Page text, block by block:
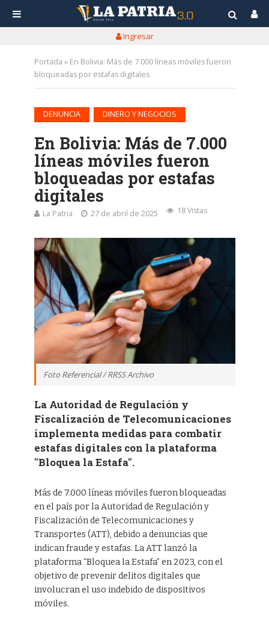
Ingresar
Portada » En Bolivia: Más de 7.000 líneas móviles fueron
bloqueadas por estafas digitales
DENUNCIA DINERO Y NEGOCIOS
En Bolivia: Más de 7.000
líneas móviles fueron
bloqueadas por estafas
digitales
La Patria 27 de abril de 2025 18 Vistas
Foto Referencial / RRSS Archivo
La Autoridad de Regulación y
Fiscalización de Telecomunicaciones
implementa medidas para combatir
estafas digitales con la plataforma
"Bloquea la Estafa".
Más de 7.000 líneas móviles fueron bloqueadas
en el país por la Autoridad de Regulación y
Fiscalización de Telecomunicaciones y
Transportes (ATT), debido a denuncias que
indican fraude y estafas. La ATT lanzó la
plataforma “Bloquea la Estafa” en 2023, con el
objetivo de prevenir delitos digitales que
involucran el uso indebido de dispositivos
móviles.